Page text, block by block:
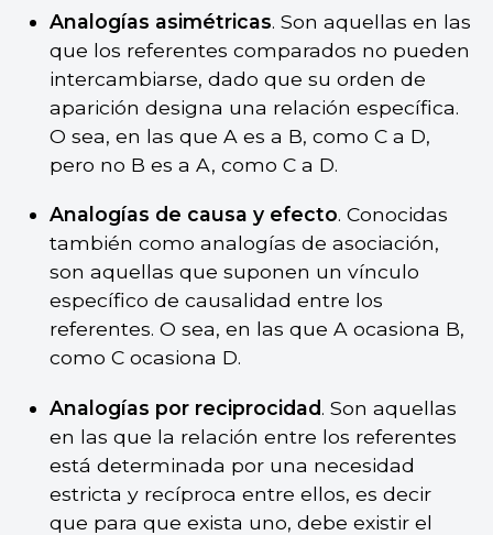
Analogías asimétricas. Son aquellas en las
que los referentes comparados no pueden
intercambiarse, dado que su orden de
aparición designa una relación específica.
O sea, en las que A es a B, como C a D,
pero no B es a A, como C a D.
Analogías de causa y efecto. Conocidas
también como analogías de asociación,
son aquellas que suponen un vínculo
específico de causalidad entre los
referentes. O sea, en las que A ocasiona B,
como C ocasiona D.
Analogías por reciprocidad. Son aquellas
en las que la relación entre los referentes
está determinada por una necesidad
estricta y recíproca entre ellos, es decir
que para que exista uno, debe existir el